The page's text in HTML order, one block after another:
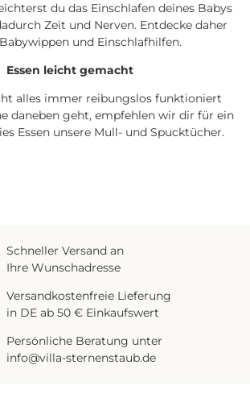
du das Einschlafen deines Babys
Zeit und Nerven. Entdecke daher
und Einschlafhilfen.
Essen leicht gemacht
alles immer reibungslos funktioniert
daneben geht, empfehlen wir dir für ein
Essen unsere Mull- und Spucktücher.
Schneller Versand an
Ihre Wunschadresse
Versandkostenfreie Lieferung
in DE ab 50 € Einkaufswert
Persönliche Beratung unter
info@villa-sternenstaub.de